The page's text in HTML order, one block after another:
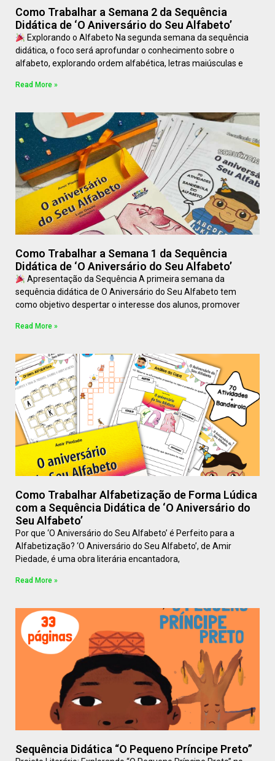
Como Trabalhar a Semana 2 da Sequência
Didática de ‘O Aniversário do Seu Alfabeto’
Explorando o Alfabeto Na segunda semana da sequência
didática, o foco será aprofundar o conhecimento sobre o
alfabeto, explorando ordem alfabética, letras maiúsculas e
Read More »
Como Trabalhar a Semana 1 da Sequência
Didática de ‘O Aniversário do Seu Alfabeto’
Apresentação da Sequência A primeira semana da
sequência didática de O Aniversário do Seu Alfabeto tem
como objetivo despertar o interesse dos alunos, promover
Read More »
Como Trabalhar Alfabetização de Forma Lúdica
com a Sequência Didática de ‘O Aniversário do
Seu Alfabeto’
Por que ‘O Aniversário do Seu Alfabeto’ é Perfeito para a
Alfabetização? ‘O Aniversário do Seu Alfabeto’, de Amir
Piedade, é uma obra literária encantadora,
Read More »
Sequência Didática “O Pequeno Príncipe Preto”